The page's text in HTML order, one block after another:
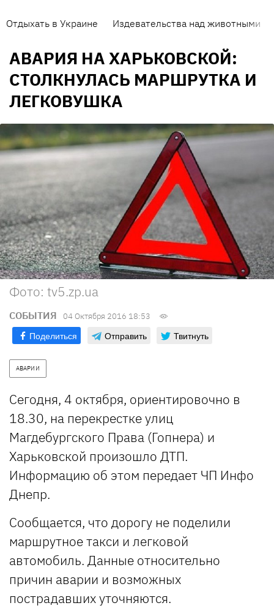
Отдыхать в Украине Издевательства над животными
АВАРИЯ НА ХАРЬКОВСКОЙ:
СТОЛКНУЛАСЬ МАРШРУТКА И
ЛЕГКОВУШКА
Фото: tv5.zp.ua
СОБЫТИЯ 04 Октября 2016 18:53
Поделиться Отправить Твитнуть
АВАРИИ
Сегодня, 4 октября, ориентировочно в
18.30, на перекрестке улиц
Магдебургского Права (Гопнера) и
Харьковской произошло ДТП.
Информацию об этом передает ЧП Инфо
Днепр.
Сообщается, что дорогу не поделили
маршрутное такси и легковой
автомобиль. Данные относительно
причин аварии и возможных
пострадавших уточняются.